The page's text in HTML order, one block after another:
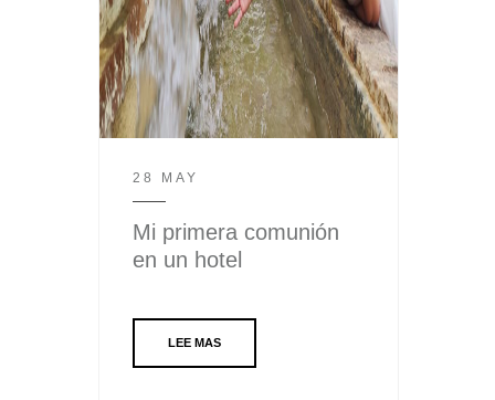
28 MAY
Mi primera comunión
en un hotel
LEE MAS